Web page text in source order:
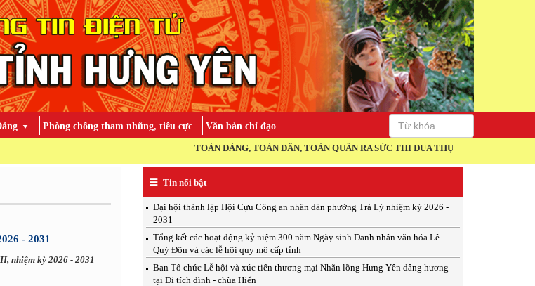
Phòng chống tham nhũng, tiêu cực Văn bản chỉ đạo
TOÀN ĐẢNG, TOÀN DÂN, TOÀN QUÂN RA SỨC THI ĐUA THỰC HIỆN THẮNG LỢI NGHỊ
- 2031
nhiệm kỳ 2026 - 2031
Tin nổi bật
Đại hội thành lập Hội Cựu Công an nhân dân phường Trà Lý nhiệm kỳ 2026 -
2031
Tổng kết các hoạt động kỷ niệm 300 năm Ngày sinh Danh nhân văn hóa Lê
Quý Đôn và các lễ hội quy mô cấp tỉnh
Ban Tổ chức Lễ hội và xúc tiến thương mại Nhãn lồng Hưng Yên dâng hương
tại Di tích đình - chùa Hiến